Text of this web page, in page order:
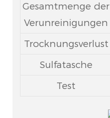
Gesamtmenge der
Verunreinigungen
Trocknungsverlust
Sulfatasche
Test